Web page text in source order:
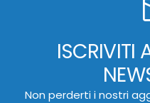
ISCRIVITI
Non perderti i nostri